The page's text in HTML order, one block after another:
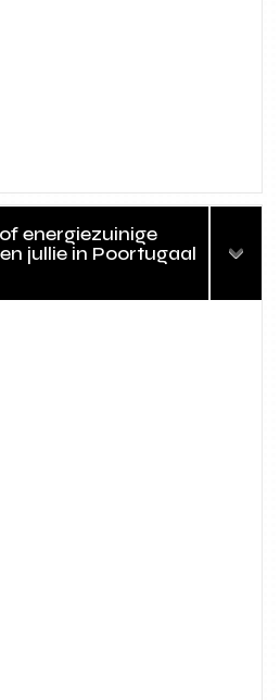
energiezuinige
jullie in Poortugaal